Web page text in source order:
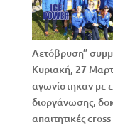
Αετόβρυση”
Κυριακή, 27
αγωνίστηκαν με
διοργάνωσης,
απαιτητικές